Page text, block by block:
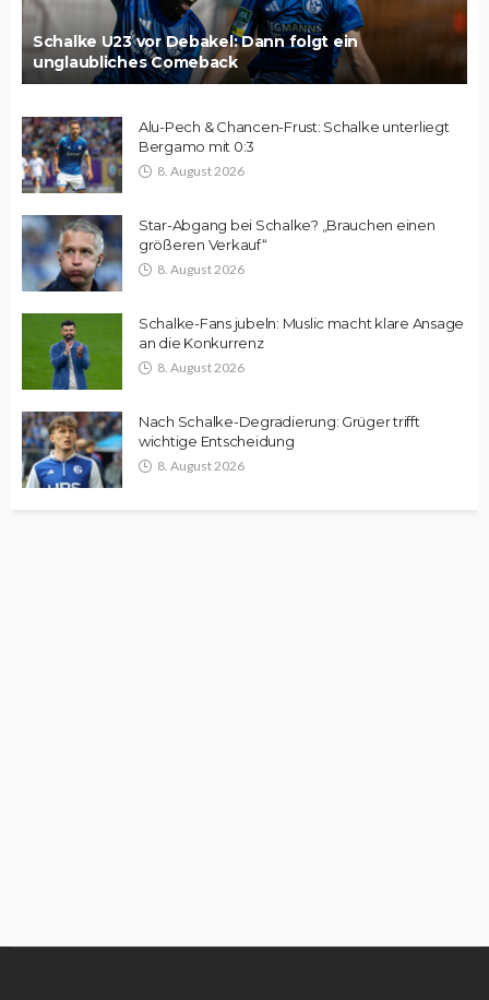
Schalke U23 vor Debakel: Dann folgt ein
unglaubliches Comeback
Alu-Pech & Chancen-Frust: Schalke unterliegt
Bergamo mit 0:3
8. August 2026
Star-Abgang bei Schalke? „Brauchen einen
größeren Verkauf“
8. August 2026
Schalke-Fans jubeln: Muslic macht klare Ansage
an die Konkurrenz
8. August 2026
Nach Schalke-Degradierung: Grüger trifft
wichtige Entscheidung
8. August 2026